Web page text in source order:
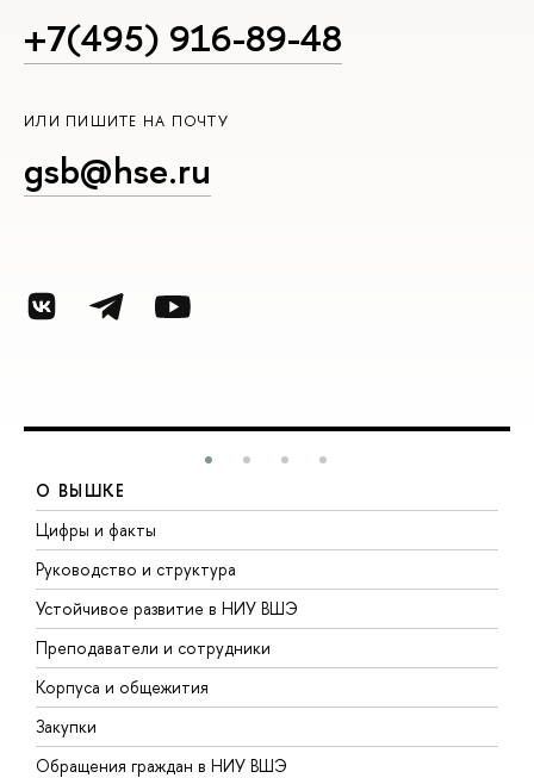
+7(495) 916-89-48
ИЛИ ПИШИТЕ НА ПОЧТУ
gsb@hse.ru
О ВЫШКЕ
Цифры и факты
Руководство и структура
Устойчивое развитие в НИУ ВШЭ
Преподаватели и сотрудники
Корпуса и общежития
Закупки
Обращения граждан в НИУ ВШЭ